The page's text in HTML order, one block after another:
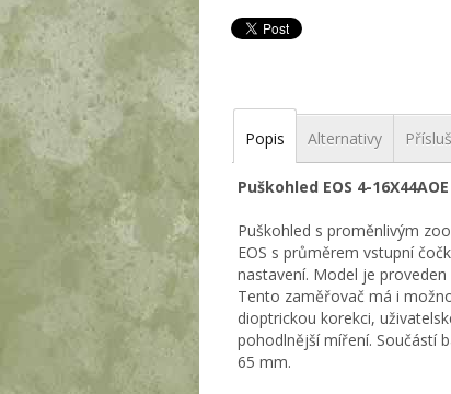
Popis Alternativy
Puškohled EOS 4-
Puškohled s proměnlivým
EOS s průměrem vstupní
nastavení. Model je
Tento zaměřovač má i
dioptrickou korekci,
pohodlnější míření. Součástí
65 mm.